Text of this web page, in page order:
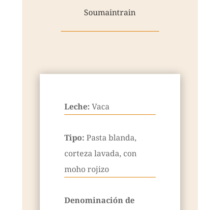
Soumaintrain
Leche: Vaca
Tipo: Pasta blanda,
corteza lavada, con
moho rojizo
Denominación de